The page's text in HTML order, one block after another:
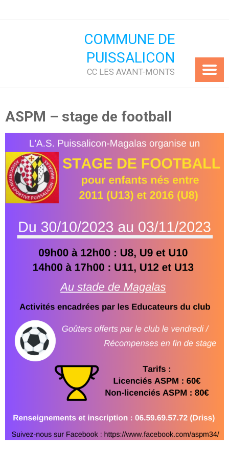
COMMUNE DE
PUISSALICON
CC LES AVANT-MONTS
ASPM – stage de football